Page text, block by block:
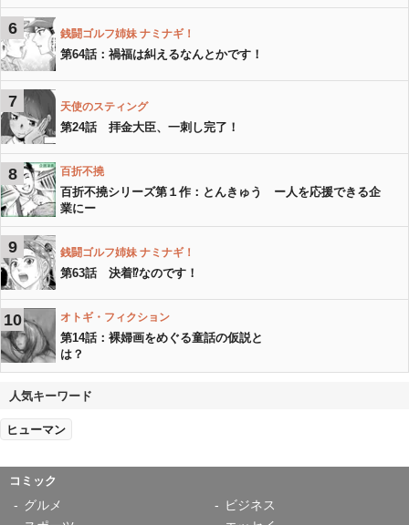
6 銭闘ゴルフ姉妹 ナミナギ！
第64話：禍福は糾えるなんとかです！
7 天使のスティング
第24話 拝金大臣、一刺し完了！
8 百折不撓
百折不撓シリーズ第１作：とんきゅう ー人を応援できる企
業にー
9 銭闘ゴルフ姉妹 ナミナギ！
第63話 決着⁉︎なのです！
10 オトギ・フィクション
第14話：裸婦画をめぐる童話の仮説と
は？
人気キーワード
ヒューマン
コミック
グルメ
ビジネス